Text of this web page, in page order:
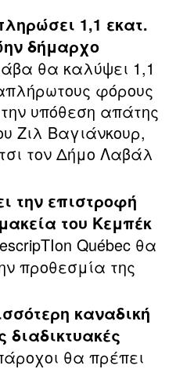
1,1 εκατ.
δήμαρχο
θα καλύψει 1,1
φόρους
υπόθεση απάτης
Ζιλ Βαγιάνκουρ,
τον Δήμο Λαβάλ
την επιστροφή
του Κεμπέκ
Québec θα
προθεσμία της
καναδική
θα πρέπει